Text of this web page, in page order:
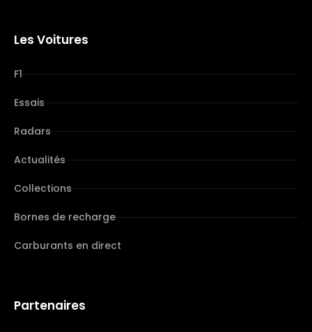
Les Voitures
F1
Essais
Radars
Actualités
Collections
Bornes de recharge
Carburants en direct
Partenaires